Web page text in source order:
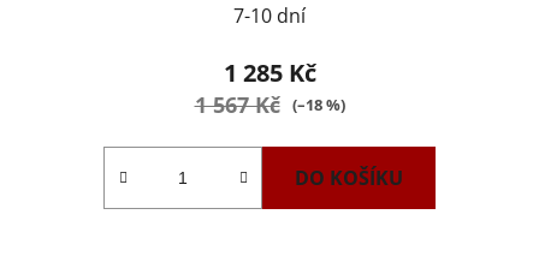
7-10 dní
1 285 Kč
1 567 Kč (–18 %)
DO KOŠÍKU